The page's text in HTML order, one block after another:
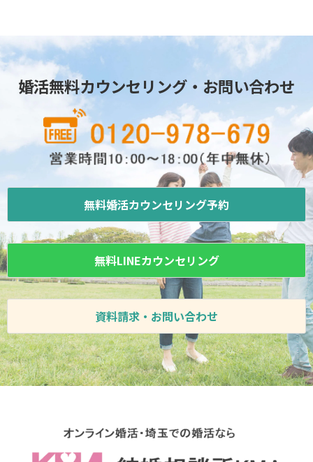
婚活無料カウンセリング・お問い合わせ
無料婚活カウンセリング予約
無料LINEカウンセリング
資料請求・お問い合わせ